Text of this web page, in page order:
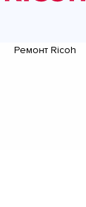
Ремонт Ricoh